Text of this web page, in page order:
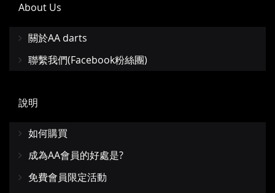
About Us
關於AA darts
聯繫我們(Facebook粉絲團)
說明
如何購買
成為AA會員的好處是?
免費會員限定活動